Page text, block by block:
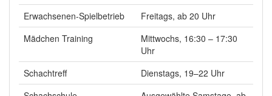
Erwachsenen-Spielbetrieb
Freitags, ab 20 Uhr
Mädchen Training
Mittwochs, 16:30 – 17:30
Uhr
Schachtreff
Dienstags, 19–22 Uhr